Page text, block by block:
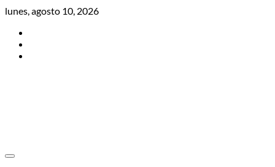
Skip
content
lunes, agosto 10, 2026